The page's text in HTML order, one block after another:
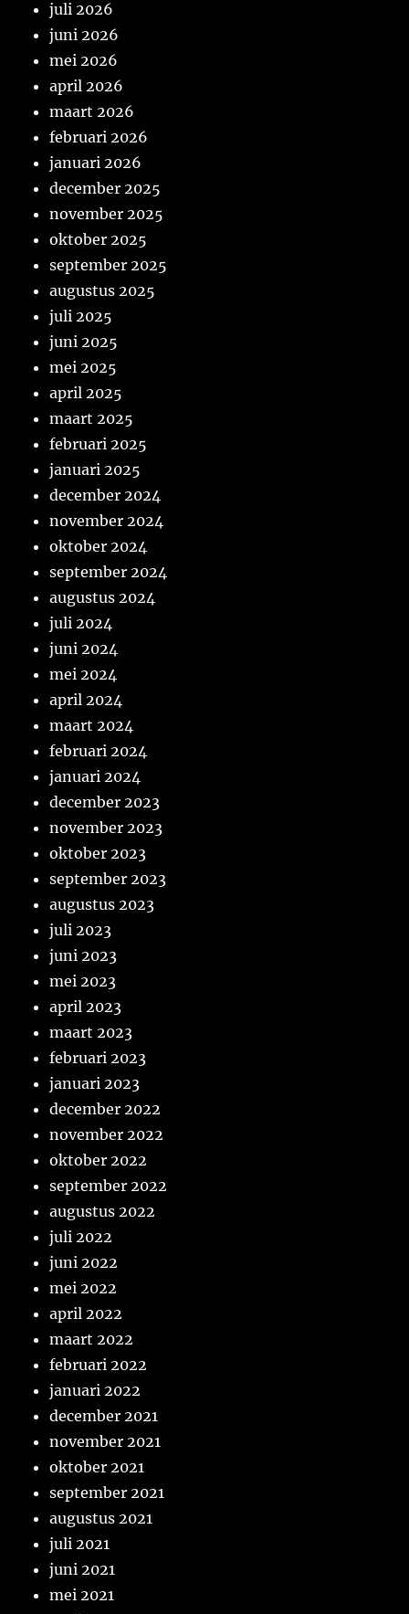
juli 2026
juni 2026
mei 2026
april 2026
maart 2026
februari 2026
januari 2026
december 2025
november 2025
oktober 2025
september 2025
augustus 2025
juli 2025
juni 2025
mei 2025
april 2025
maart 2025
februari 2025
januari 2025
december 2024
november 2024
oktober 2024
september 2024
augustus 2024
juli 2024
juni 2024
mei 2024
april 2024
maart 2024
februari 2024
januari 2024
december 2023
november 2023
oktober 2023
september 2023
augustus 2023
juli 2023
juni 2023
mei 2023
april 2023
maart 2023
februari 2023
januari 2023
december 2022
november 2022
oktober 2022
september 2022
augustus 2022
juli 2022
juni 2022
mei 2022
april 2022
maart 2022
februari 2022
januari 2022
december 2021
november 2021
oktober 2021
september 2021
augustus 2021
juli 2021
juni 2021
mei 2021